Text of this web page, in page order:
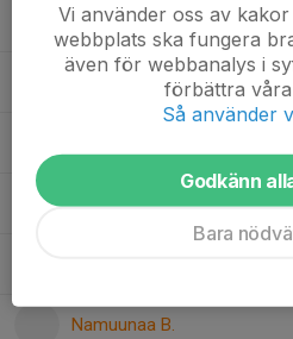
Elma F.
Julia G.
Namuunaa B.
Vi använder oss av
webbplats ska fungera
även för webbanalys i
förbättra
Så använder
Godkänn
Bara